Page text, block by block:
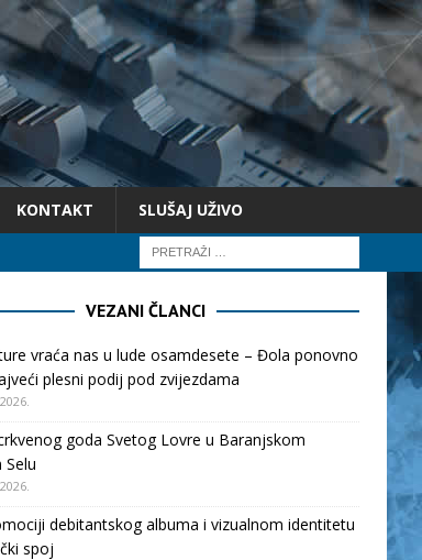
KONTAKT SLUŠAJ UŽIVO
VEZANI ČLANCI
vraća nas u lude osamdesete – Đola ponovno
plesni podij pod zvijezdama
goda Svetog Lovre u Baranjskom
debitantskog albuma i vizualnom identitetu
spoj